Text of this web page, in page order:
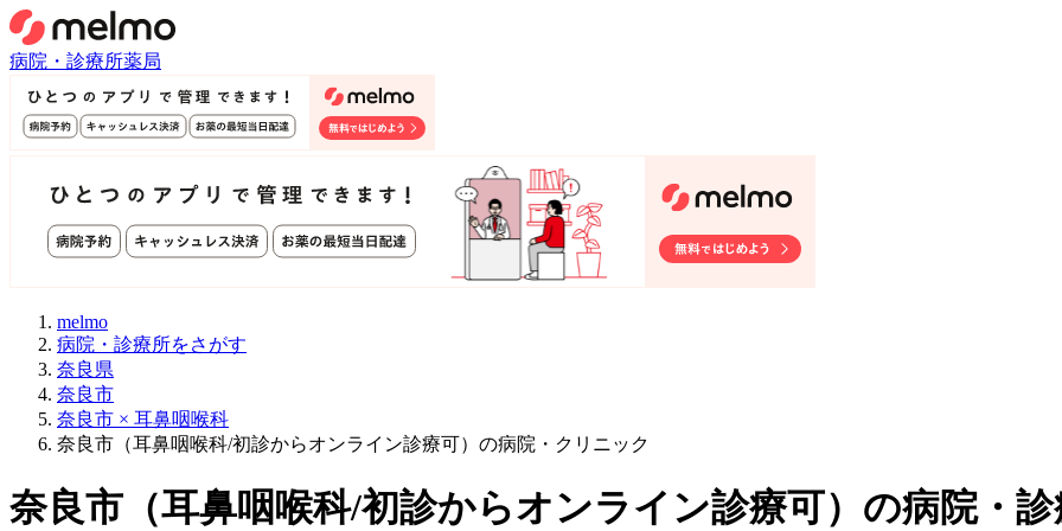
病院・診療所薬局
melmo
病院・診療所をさがす
奈良県
奈良市
奈良市 × 耳鼻咽喉科
奈良市（耳鼻咽喉科/初診からオンライン診療可）の病院・クリニック
奈良市 （耳鼻咽喉科/初診からオンライン診療可） の病院・